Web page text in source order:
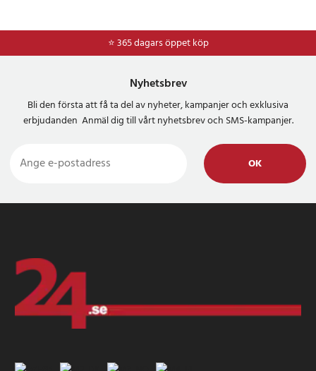
⭐ 365 dagars öppet köp
Nyhetsbrev
Bli den första att få ta del av nyheter, kampanjer och exklusiva
erbjudanden Anmäl dig till vårt nyhetsbrev och SMS-kampanjer.
OK